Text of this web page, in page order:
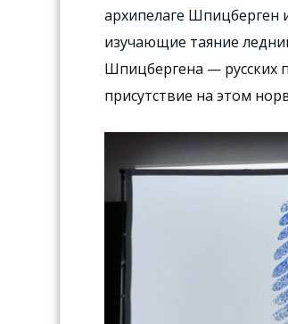
архипелаге Шпицберген
изучающие таяние
Шпицбергена — русских
присутствие на этом